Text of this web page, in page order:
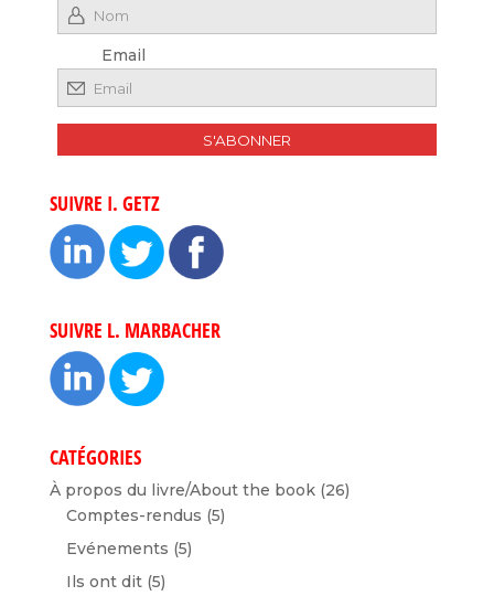
Email
SUIVRE I. GETZ
SUIVRE L. MARBACHER
CATÉGORIES
À propos du livre/About the book(26)
Comptes-rendus (5)
Evénements (5)
Ils ont dit(5)